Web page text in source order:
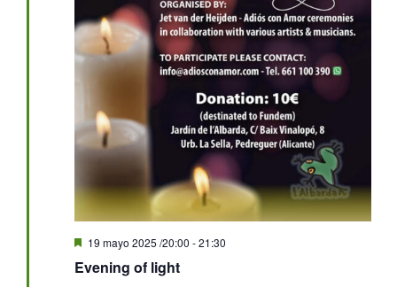
Evening of light
Destacado
19 mayo 2025 /20:00 -21:30